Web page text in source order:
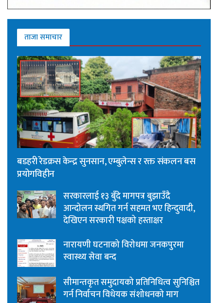
ताजा समाचार
बडहरी रेडक्रस केन्द्र सुनसान, एम्बुलेन्स र रक्त संकलन बस
प्रयोगविहीन
सरकारलाई १३ बुँदे मागपत्र बुझाउँदै
आन्दोलन स्थगित गर्न सहमत भए हिन्दुवादी,
देखिएन सरकारी पक्षको हस्ताक्षर
नारायणी घटनाको विरोधमा जनकपुरमा
स्वास्थ्य सेवा बन्द
सीमान्तकृत समुदायको प्रतिनिधित्व सुनिश्चित
गर्न निर्वाचन विधेयक संशोधनको माग